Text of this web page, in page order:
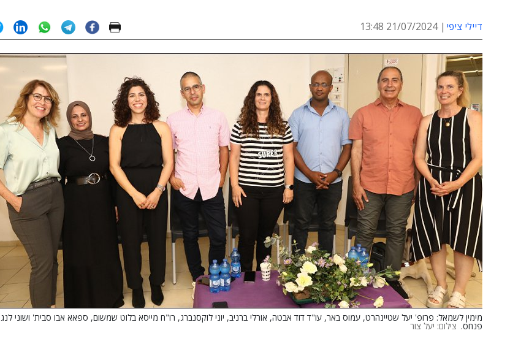
דיילי ציפי 21/07/2024 13:48
מימין לשמאל: פרופ' יעל שטיינהרט, עמוס באר, עו"ד דוד אבטה, אורלי ברניב, יוני לוקסנברג, רו"ח מייסא בלוט שמשום, ספאא אבו סבית' ושוני לנג
פנחס. צילום: יעל צור